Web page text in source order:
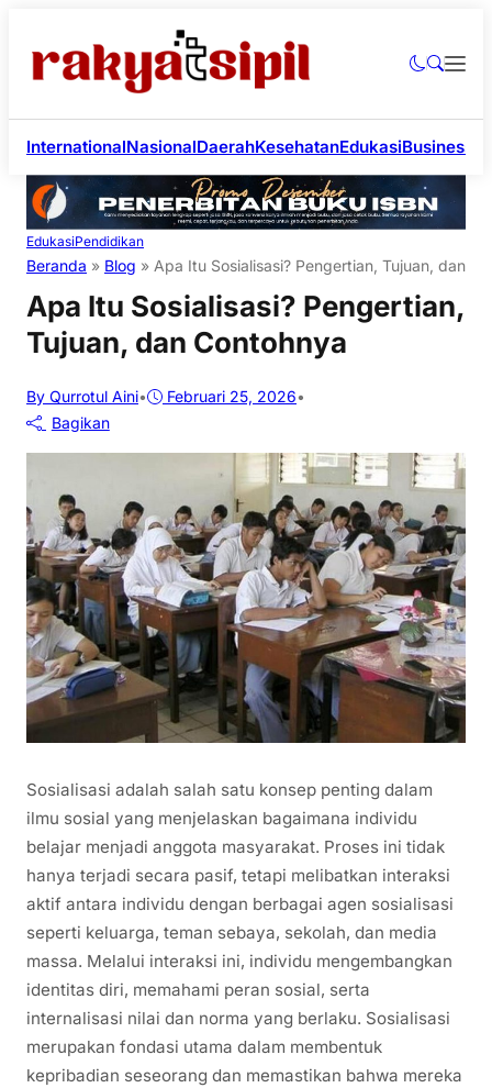
InternationalNasionalDaerahKesehatanEdukasiBusiness
EdukasiPendidikan
Beranda » Blog » Apa Itu Sosialisasi? Pengertian, Tujuan, dan
Apa Itu Sosialisasi? Pengertian,
Tujuan, dan Contohnya
By Qurrotul Aini• Februari 25, 2026•
Bagikan
Sosialisasi adalah salah satu konsep penting dalam
ilmu sosial yang menjelaskan bagaimana individu
belajar menjadi anggota masyarakat. Proses ini tidak
hanya terjadi secara pasif, tetapi melibatkan interaksi
aktif antara individu dengan berbagai agen sosialisasi
seperti keluarga, teman sebaya, sekolah, dan media
massa. Melalui interaksi ini, individu mengembangkan
identitas diri, memahami peran sosial, serta
internalisasi nilai dan norma yang berlaku. Sosialisasi
merupakan fondasi utama dalam membentuk
kepribadian seseorang dan memastikan bahwa mereka